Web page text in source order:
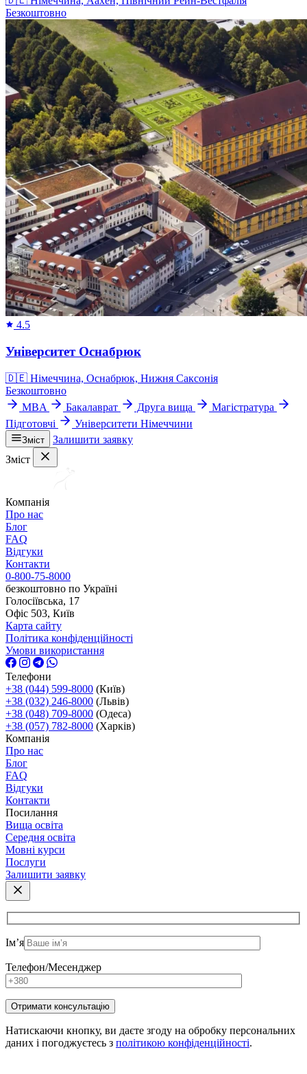
Безкоштовно
4.5
Університет Оснабрюк
🇩🇪 Німеччина, Оснабрюк, Нижня Саксонія
Безкоштовно
MBA
Бакалаврат Друга вища
Магістратура
Підготовчі
Університети Німеччини
Зміст
Залишити заявку
Зміст
Компанія
Про нас
Блог
FAQ
Відгуки
Контакти
0-800-75-8000
безкоштовно по Україні
Голосіївська, 17
Офіс 503, Київ
Карта сайту
Політика конфіденційності
Умови використання
Телефони
+38 (044) 599-8000 (Київ)
+38 (032) 246-8000 (Львів)
+38 (048) 709-8000 (Одеса)
+38 (057) 782-8000 (Харків)
Компанія
Про нас
Блог
FAQ
Відгуки
Контакти
Посилання
Вища освіта
Середня освіта
Мовні курси
Послуги
Залишити заявку
Ім’я
Телефон/Месенджер
Натискаючи кнопку, ви даєте згоду на обробку персональних
даних і погоджуєтесь з політикою конфіденційності.